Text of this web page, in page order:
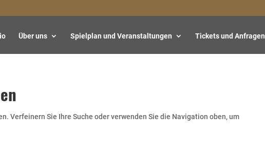
Über uns Spielplan und Veranstaltungen Tickets und Anfragen
Verfeinern Sie Ihre Suche oder verwenden Sie die Navigation oben, um